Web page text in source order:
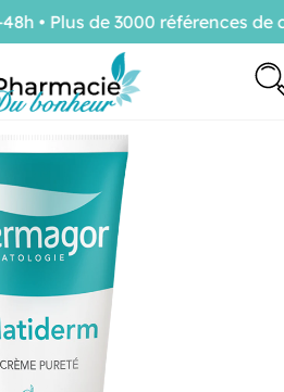
• Plus de 3000 références de